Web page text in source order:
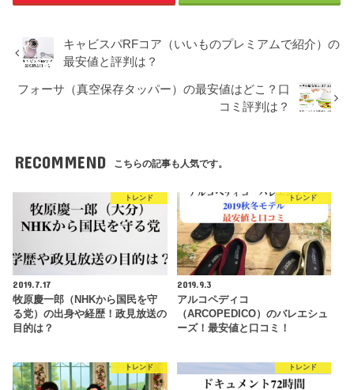
キャビスパRFコア（いいものプレミアムで紹介）の
最安値と評判は？
フォーサ（真空保存タッパー）の最安値はどこ？口
コミ評判は？
RECOMMEND こちらの記事も人気です。
トレンド
2019.7.17
牧原慶一郎（NHKから国民を守
る党）の出身や経歴！政見放送の
目的は？
トレンド
2019.9.3
アルコペディコ
（ARCOPEDICO）のバレエシュ
ーズ！最安値と口コミ！
トレンド トレンド